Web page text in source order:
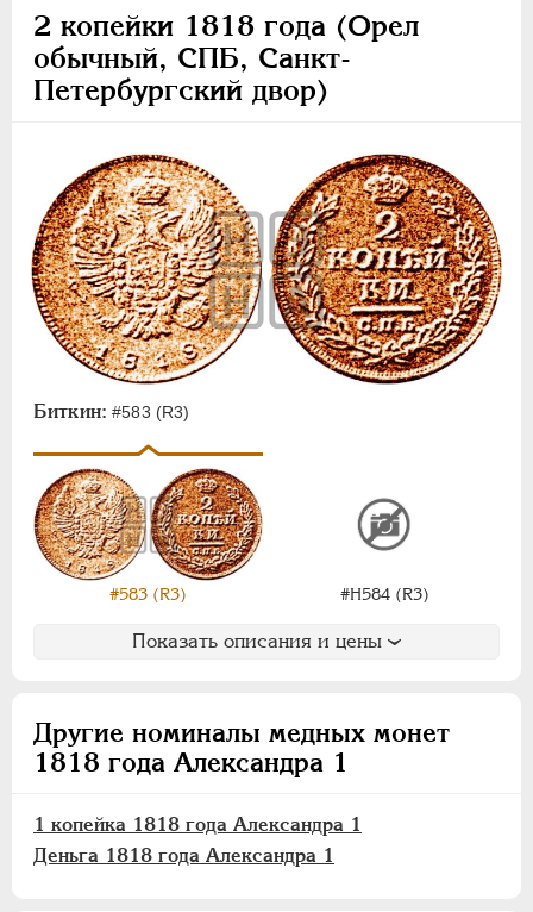
2 копейки 1818 года (Орел
обычный, СПБ, Санкт-
Петербургский двор)
Биткин: #583 (R3)
#583 (R3) #Н584 (R3)
Показать описания и цены
Другие номиналы медных монет
1818 года Александра 1
1 копейка 1818 года Александра 1
Деньга 1818 года Александра 1